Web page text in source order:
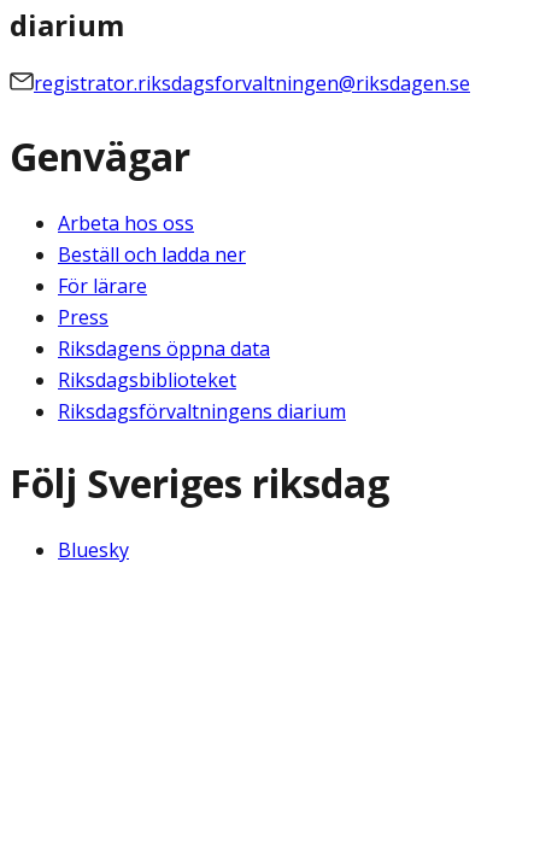
diarium
registrator.riksdagsforvaltningen@riksdagen.se
Genvägar
Arbeta hos oss
Beställ och ladda ner
För lärare
Press
Riksdagens öppna data
Riksdagsbiblioteket
Riksdagsförvaltningens diarium
Följ Sveriges riksdag
Bluesky